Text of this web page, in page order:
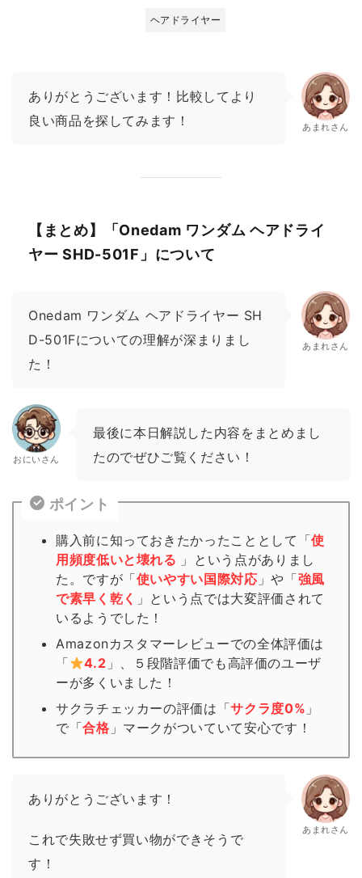
ヘアドライヤー
ありがとうございます！比較してより
良い商品を探してみます！
あまれさん
【まとめ】「Onedam ワンダム ヘアドライ
ヤー SHD-501F」について
Onedam ワンダム ヘアドライヤー SH
D-501Fについての理解が深まりまし
た！
あまれさん
おにいさん
最後に本日解説した内容をまとめまし
たのでぜひご覧ください！
ポイント
購入前に知っておきたかったこととして「使
用頻度低いと壊れる 」という点がありまし
た。ですが「使いやすい国際対応 」や「強風
で素早く乾く 」という点では大変評価されて
いるようでした！
Amazonカスタマーレビューでの全体評価は
「
4.2 」、５段階評価でも高評価のユーザ
ーが多くいました！
サクラチェッカーの評価は「サクラ度0% 」
で「合格 」 マーク がついていて安心です！
ありがとうございます！
これで失敗せず買い物ができそうで
す！
あまれさん